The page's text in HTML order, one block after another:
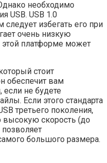
необходимо
USB. USB 1.0
следует избегать его при
очень низкую
этой платформе может
стоит
обеспечит вам
если не будете
Если этого стандарта
третьего поколения,
высокую скорость (до
большого размера.